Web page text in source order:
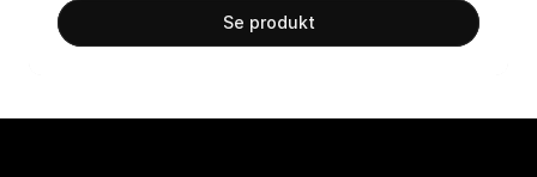
Se produkt